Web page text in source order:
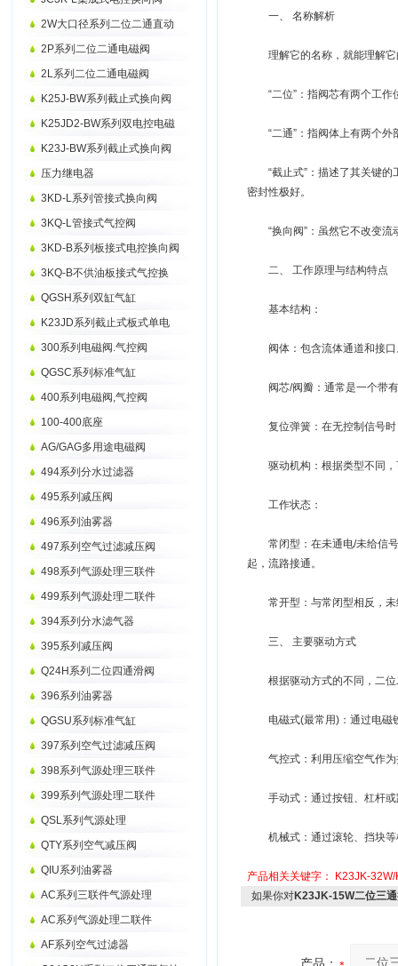
2W大口径系列二位二通直动
2P系列二位二通电磁阀
2L系列二位二通电磁阀
K25J-BW系列截止式换向阀
K25JD2-BW系列双电控电磁
K23J-BW系列截止式换向阀
压力继电器
3KD-L系列管接式换向阀
3KQ-L管接式气控阀
3KD-B系列板接式电控换向阀
3KQ-B不供油板接式气控换
QGSH系列双缸气缸
K23JD系列截止式板式单电
300系列电磁阀.气控阀
QGSC系列标准气缸
400系列电磁阀,气控阀
100-400底座
AG/GAG多用途电磁阀
494系列分水过滤器
495系列减压阀
496系列油雾器
497系列空气过滤减压阀
498系列气源处理三联件
499系列气源处理二联件
394系列分水滤气器
395系列减压阀
Q24H系列二位四通滑阀
396系列油雾器
QGSU系列标准气缸
397系列空气过滤减压阀
398系列气源处理三联件
399系列气源处理二联件
QSL系列气源处理
QTY系列空气减压阀
QIU系列油雾器
AC系列三联件气源处理
AC系列气源处理二联件
AF系列空气过滤器
一、 名称解析
理解它的名称，就能理解它
“二位”：指阀芯有两个工作
“二通”：指阀体上有两个外
“截止式”：描述了其关键的
密封性极好。
“换向阀”：虽然它不改变流
二、 工作原理与结构特点
基本结构：
阀体：包含流体通道和接口
阀芯/阀瓣：通常是一个带有
复位弹簧：在无控制信号时
驱动机构：根据类型不同，
工作状态：
常闭型：在未通电/未给信号
起，流路接通。
常开型：与常闭型相反，未
三、 主要驱动方式
根据驱动方式的不同，二位
电磁式(最常用)：通过电磁铁
气控式：利用压缩空气作为
手动式：通过按钮、杠杆或
机械式：通过滚轮、挡块等
产品相关关键字：
K23JK-
如果你对K23JK-15W二位三